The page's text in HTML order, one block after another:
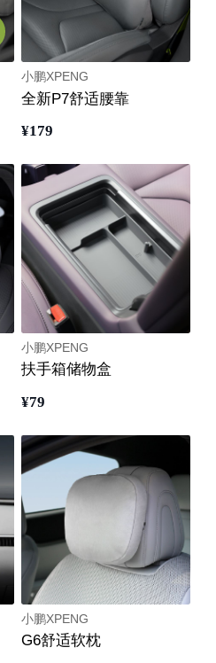
小鹏XPENG
全新P7舒适腰靠
¥179
小鹏XPENG
扶手箱储物盒
¥79
小鹏XPENG
G6舒适软枕